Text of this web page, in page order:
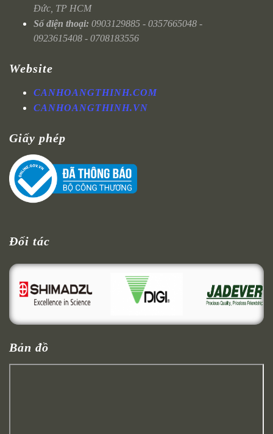
Đức, TP HCM
Số điện thoại: 0903129885 - 0357665048 -
0923615408 - 0708183556
Website
CANHOANGTHINH.COM
CANHOANGTHINH.VN
Giấy phép
Đối tác
Bản đồ